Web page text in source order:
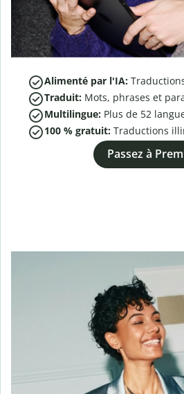
Alimenté par l'IA:
Traduit: Mots, phrases et
Multilingue: Plus de 52
100 % gratuit: Traductions
Passez à